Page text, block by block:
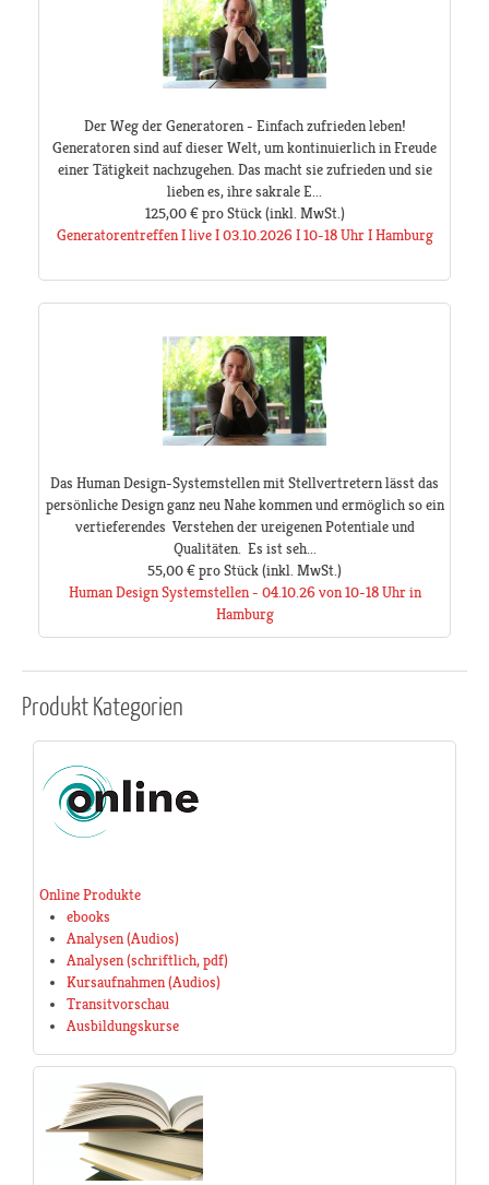
Der Weg der Generatoren - Einfach zufrieden leben!
Generatoren sind auf dieser Welt, um kontinuierlich in Freude
einer Tätigkeit nachzugehen. Das macht sie zufrieden und sie
lieben es, ihre sakrale E...
125,00 € pro Stück(inkl. MwSt.)
Generatorentreffen I live I 03.10.2026 I 10-18 Uhr I Hamburg
Das Human Design-Systemstellen mit Stellvertretern lässt das
persönliche Design ganz neu Nahe kommen und ermöglich so ein
vertieferendes Verstehen der ureigenen Potentiale und
Qualitäten. Es ist seh...
55,00 €pro Stück(inkl. MwSt.)
Human Design Systemstellen - 04.10.26 von 10-18 Uhr in
Hamburg
ProduktKategorien
Online Produkte
ebooks
Analysen (Audios)
Analysen (schriftlich, pdf)
Kursaufnahmen (Audios)
Transitvorschau
Ausbildungskurse